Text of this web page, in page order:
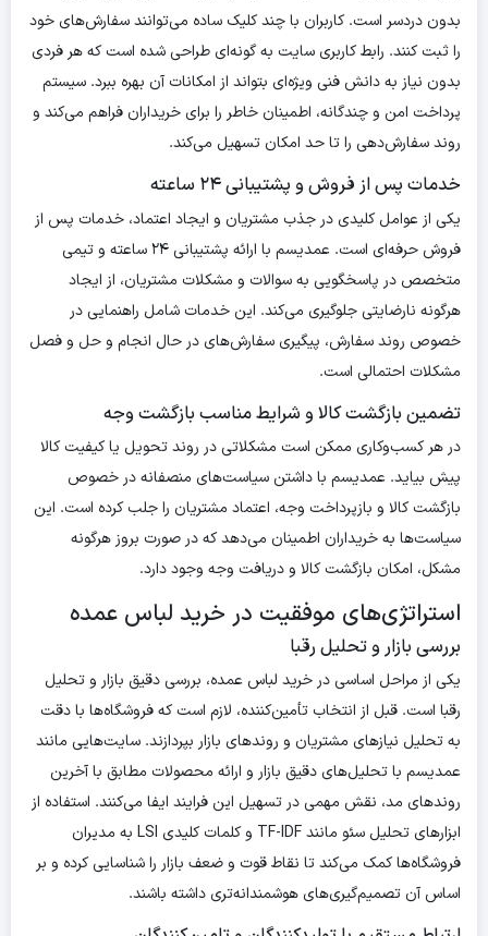
بدون دردسر است. کاربران با چند کلیک ساده می‌توانند سفارش‌های خود
را ثبت کنند. رابط کاربری سایت به گونه‌ای طراحی شده است که هر فردی
بدون نیاز به دانش فنی ویژه‌ای بتواند از امکانات آن بهره ببرد. سیستم
پرداخت امن و چندگانه، اطمینان خاطر را برای خریداران فراهم می‌کند و
روند سفارش‌دهی را تا حد امکان تسهیل می‌کند.
خدمات پس از فروش و پشتیبانی ۲۴ ساعته
یکی از عوامل کلیدی در جذب مشتریان و ایجاد اعتماد، خدمات پس از
فروش حرفه‌ای است. عمدیسم با ارائه پشتیبانی ۲۴ ساعته و تیمی
متخصص در پاسخگویی به سوالات و مشکلات مشتریان، از ایجاد
هرگونه نارضایتی جلوگیری می‌کند. این خدمات شامل راهنمایی در
خصوص روند سفارش، پیگیری سفارش‌های در حال انجام و حل و فصل
مشکلات احتمالی است.
تضمین بازگشت کالا و شرایط مناسب بازگشت وجه
در هر کسب‌وکاری ممکن است مشکلاتی در روند تحویل یا کیفیت کالا
پیش بیاید. عمدیسم با داشتن سیاست‌های منصفانه در خصوص
بازگشت کالا و بازپرداخت وجه، اعتماد مشتریان را جلب کرده است. این
سیاست‌ها به خریداران اطمینان می‌دهد که در صورت بروز هرگونه
مشکل، امکان بازگشت کالا و دریافت وجه وجود دارد.
استراتژی‌های موفقیت در خرید لباس عمده
بررسی بازار و تحلیل رقبا
یکی از مراحل اساسی در خرید لباس عمده، بررسی دقیق بازار و تحلیل
رقبا است. قبل از انتخاب تأمین‌کننده، لازم است که فروشگاه‌ها با دقت
به تحلیل نیازهای مشتریان و روندهای بازار بپردازند. سایت‌هایی مانند
عمدیسم با تحلیل‌های دقیق بازار و ارائه محصولات مطابق با آخرین
روندهای مد، نقش مهمی در تسهیل این فرایند ایفا می‌کنند. استفاده از
ابزارهای تحلیل سئو مانند TF-IDF و کلمات کلیدی LSI به مدیران
فروشگاه‌ها کمک می‌کند تا نقاط قوت و ضعف بازار را شناسایی کرده و بر
اساس آن تصمیم‌گیری‌های هوشمندانه‌تری داشته باشند.